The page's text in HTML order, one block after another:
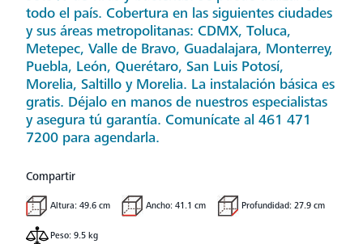
todo el país. Cobertura en las siguientes ciudades
y sus áreas metropolitanas: CDMX, Toluca,
Metepec, Valle de Bravo, Guadalajara, Monterrey,
Puebla, León, Querétaro, San Luis Potosí,
Morelia, Saltillo y Morelia. La instalación básica es
gratis. Déjalo en manos de nuestros especialistas
y asegura tú garantía. Comunícate al 461 471
7200 para agendarla.
Compartir
Altura: 49.6 cm Ancho: 41.1 cm Profundidad: 27.9 cm
Peso: 9.5 kg